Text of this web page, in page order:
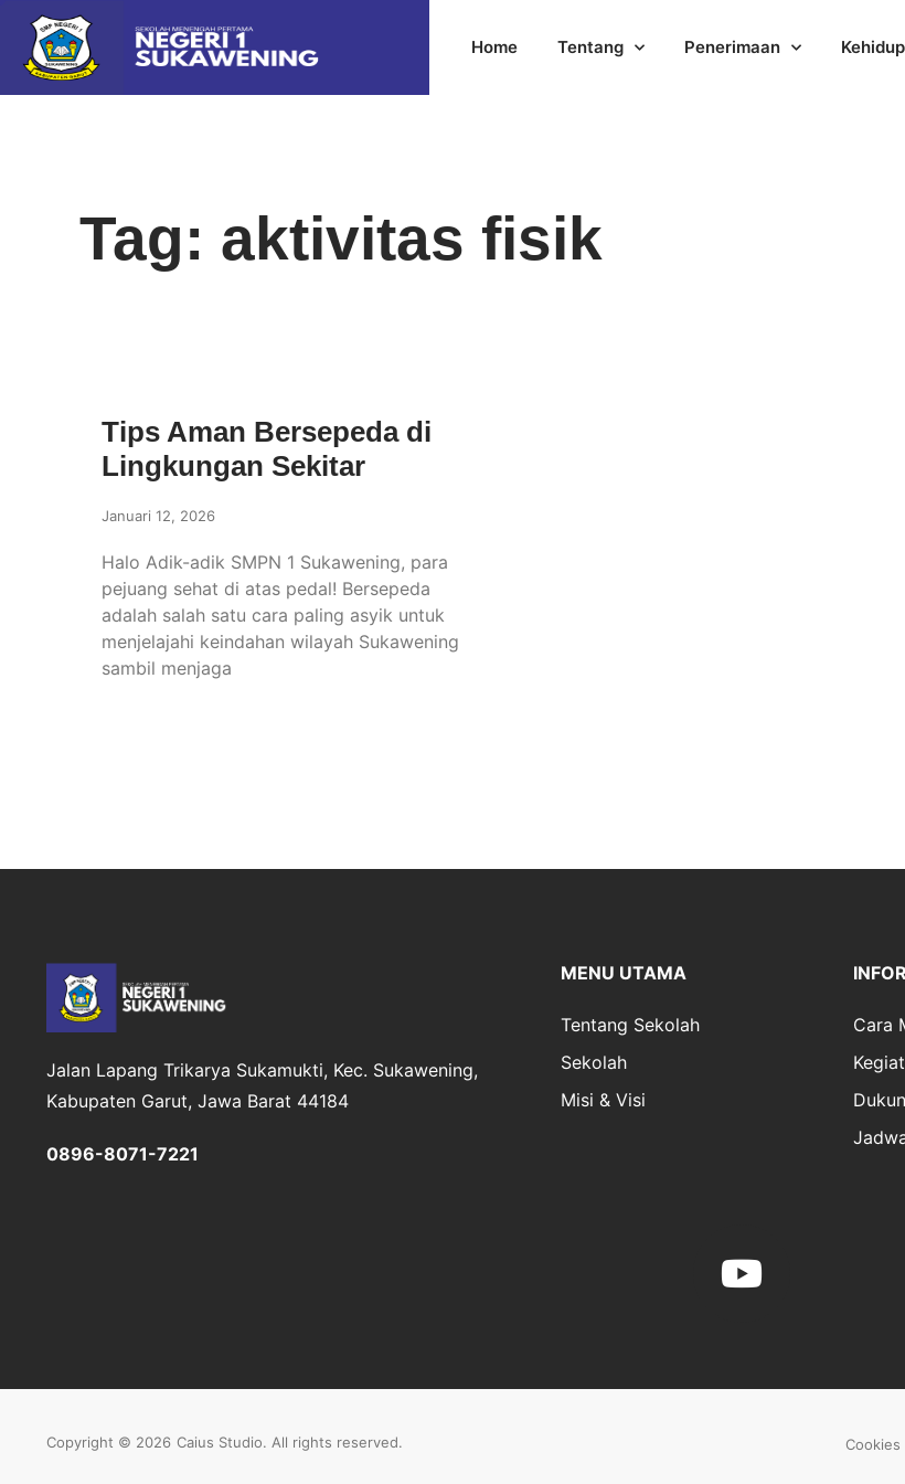
Home Tentang Penerimaan
Tag: aktivitas fisik
Tips Aman Bersepeda di
Lingkungan Sekitar
Januari 12, 2026
Halo Adik-adik SMPN 1 Sukawening, para
pejuang sehat di atas pedal! Bersepeda
adalah salah satu cara paling asyik untuk
menjelajahi keindahan wilayah Sukawening
sambil menjaga
Jalan Lapang Trikarya Sukamukti, Kec. Sukawening,
Kabupaten Garut, Jawa Barat 44184
0896-8071-7221
MENU UTAMA
Tentang Sekolah
Sekolah
Misi & Visi
Cara
Copyright © 2026 Caius Studio. All rights reserved. Cookies